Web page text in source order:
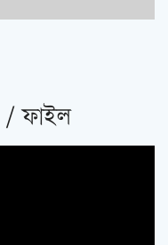
ফাইল